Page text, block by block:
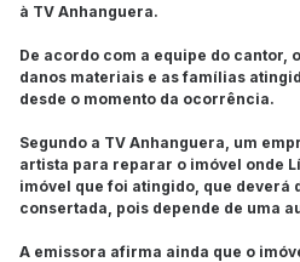
à TV Anhanguera.
De acordo com a equipe do cantor,
danos materiais e as famílias
desde o momento da ocorrência.
Segundo a TV Anhanguera, um
artista para reparar o imóvel onde
imóvel que foi atingido, que deverá
consertada, pois depende de uma
A emissora afirma ainda que o